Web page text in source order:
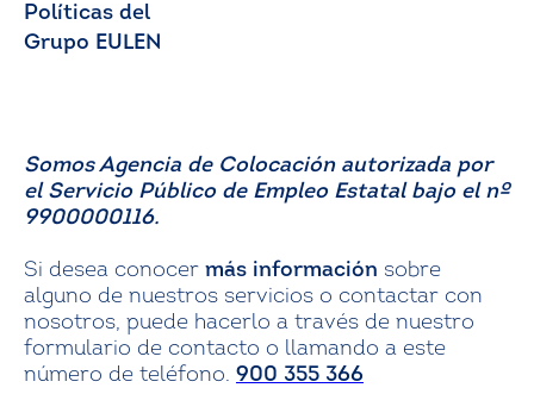
Políticas del
Grupo EULEN
Somos Agencia de Colocación autorizada por
el Servicio Público de Empleo Estatal bajo el nº
9900000116.
Si desea conocer más información sobre
alguno de nuestros servicios o contactar con
nosotros, puede hacerlo a través de nuestro
formulario de contacto o llamando a este
número de teléfono. 900 355 366